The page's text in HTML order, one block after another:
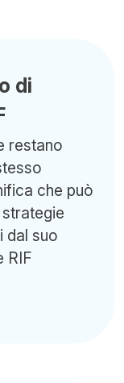
di
restano
che può
dal suo
RIF